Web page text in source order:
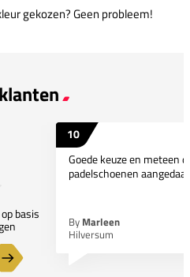
gekozen? Geen probleem!
basis
10
Goede keuze en meteen
padelschoenen
By Marleen
Hilversum